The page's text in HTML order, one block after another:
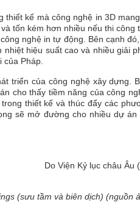
thiết kế mà công nghệ in 3D
tốn kém hơn nhiều nếu thi công
nghệ in tự động. Bên cạnh
hiệu suất cao và nhiều giải
Pháp.
triển của công nghệ xây dựng.
cho thấy tiềm năng của công
thiết kế và thúc đẩy các
sẽ mở đường cho nhiều dự
​Do Viện Kỷ lục châu Âu
(sưu tầm và biên dịch) (nguồn